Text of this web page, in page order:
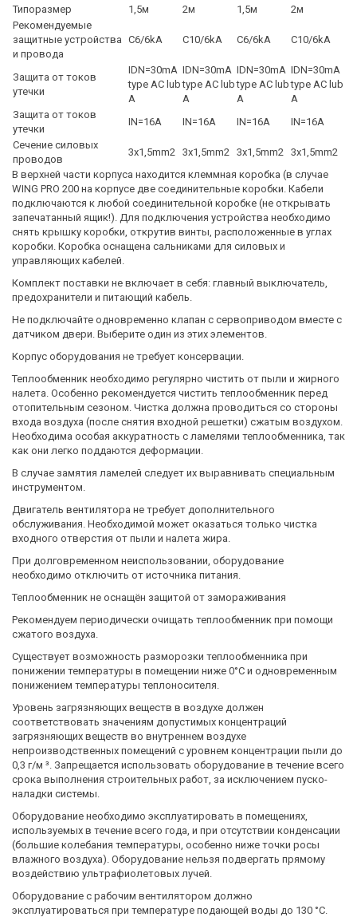
Типоразмер
1,5м 2м 1,5м
2м
Рекомендуемые
защитные устройства
и провода
C6/6kA C10/6kA C6/6kA C10/6kA
Защита от токов
утечки
IDN=30mA
type AC lub
A
IDN=30mA
type AC lub
A
IDN=30mA
type AC lub
A
IDN=30mA
type AC lub
A
Защита от токов
утечки
IN=16A IN=16A IN=16A
IN=16A
Сечение силовых
проводов
3x1,5mm2 3x1,5mm2 3x1,5mm2 3x1,5mm2
В верхней части корпуса находится клеммная коробка (в случае
WING PRO 200 на корпусе две соединительные коробки. Кабели
подключаются к любой соединительной коробке (не открывать
запечатанный ящик!). Для подключения устройства необходимо
снять крышку коробки, открутив винты, расположенные в углах
коробки. Коробка оснащена сальниками для силовых и
управляющих кабелей.
Комплект поставки не включает в себя: главный выключатель,
предохранители и питающий кабель.
Не подключайте одновременно клапан с сервоприводом вместе с
датчиком двери. Выберите один из этих элементов.
Корпус оборудования не требует консервации.
Теплообменник необходимо регулярно чистить от пыли и жирного
налета. Особенно рекомендуется чистить теплообменник перед
отопительным сезоном. Чистка должна проводиться со стороны
входа воздуха (после снятия входной решетки) сжатым воздухом.
Необходима особая аккуратность с ламелями теплообменника, так
как они легко поддаются деформации.
В случае замятия ламелей следует их выравнивать специальным
инструментом.
Двигатель вентилятора не требует дополнительного
обслуживания. Необходимой может оказаться только чистка
входного отверстия от пыли и налета жира.
При долговременном неиспользовании, оборудование
необходимо отключить от источника питания.
Теплообменник не оснащён защитой от замораживания
Рекомендуем периодически очищать теплообменник при помощи
сжатого воздуха.
Существует возможность разморозки теплообменника при
понижении температуры в помещении ниже 0°C и одновременным
понижением температуры теплоносителя.
Уровень загрязняющих веществ в воздухе должен
соответствовать значениям допустимых концентраций
загрязняющих веществ во внутреннем воздухе
непроизводственных помещений с уровнем концентрации пыли до
0,3 г/м ³. Запрещается использовать оборудование в течение всего
срока выполнения строительных работ, за исключением пуско-
наладки системы.
Оборудование необходимо эксплуатировать в помещениях,
используемых в течение всего года, и при отсутствии конденсации
(большие колебания температуры, особенно ниже точки росы
влажного воздуха). Оборудование нельзя подвергать прямому
воздействию ультрафиолетовых лучей.
Оборудование с рабочим вентилятором должно
эксплуатироваться при температуре подающей воды до 130 °C.